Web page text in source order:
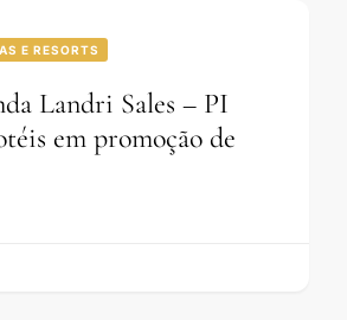
E RESORTS
Landri Sales – PI
em promoção de